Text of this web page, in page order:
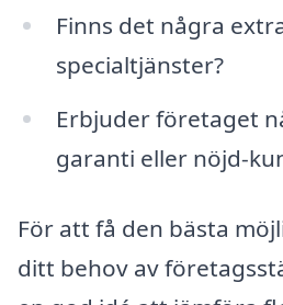
Finns det några
specialtjänster?
Erbjuder företaget
garanti eller nöjd-
För att få den bästa
ditt behov av